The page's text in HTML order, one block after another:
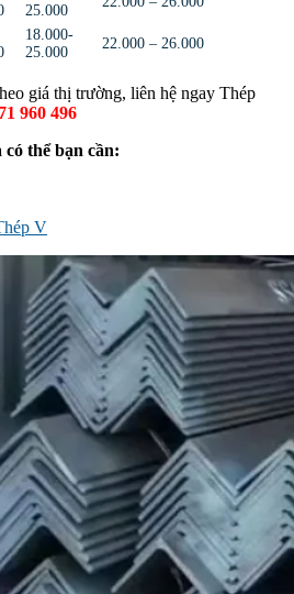
25.000
18.000-
25.000
22.000 – 26.000
giá thị trường, liên hệ ngay Thép
960 496
thể bạn cần:
V